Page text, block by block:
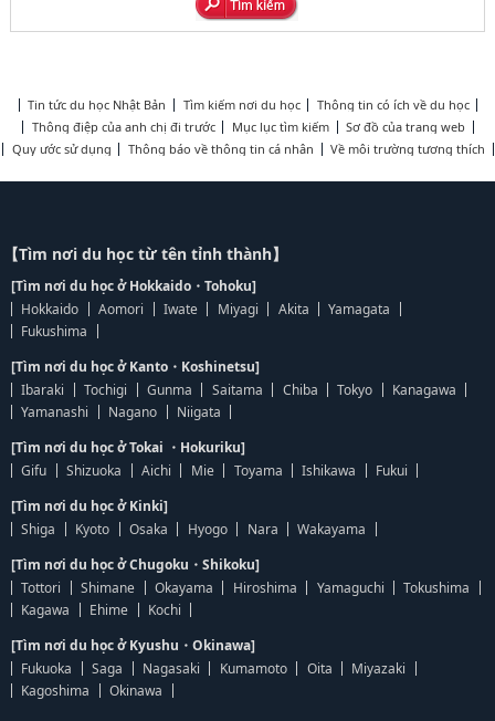
Tin tức du học Nhật Bản Tìm kiếm nơi du học
Thông tin có ích về du học
Thông điệp của anh chị đi trước
Mục lục tìm kiếm
Sơ đồ của trang web
Quy ước sử dụng
Thông báo về thông tin cá nhân Về môi trường tương thích
【Tìm nơi du học từ tên tỉnh thành】
[Tìm nơi du học ở Hokkaido・Tohoku]
Hokkaido
Aomori Iwate Miyagi Akita
Yamagata
Fukushima
[Tìm nơi du học ở Kanto・Koshinetsu]
Ibaraki
Tochigi Gunma Saitama Chiba Tokyo
Kanagawa
Yamanashi
Nagano
Niigata
[Tìm nơi du học ở Tokai ・Hokuriku]
Gifu
Shizuoka Aichi Mie Toyama Ishikawa
Fukui
[Tìm nơi du học ở Kinki]
Shiga
Kyoto Osaka Hyogo Nara
Wakayama
[Tìm nơi du học ở Chugoku・Shikoku]
Tottori
Shimane Okayama Hiroshima Yamaguchi
Tokushima
Kagawa
Ehime
Kochi
[Tìm nơi du học ở Kyushu・Okinawa]
Fukuoka
Saga Nagasaki Kumamoto Oita
Miyazaki
Kagoshima
Okinawa